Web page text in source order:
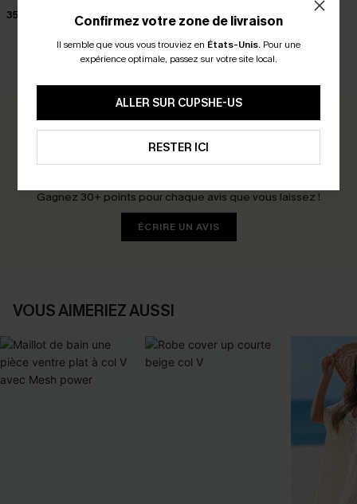
35,00 € 38,00 €
32,00 €
0.0
Gagnez 30+ points pour chaque avis que vous laissez !
ÉCRIRE UN AVIS
VOUS AIMERIEZ AUSSI
Confirmez votre zone de livraison
Il semble que vous vous trouviez en États-Unis. Pour une
expérience optimale, passez sur votre site local.
ALLER SUR CUPSHE-US
RESTER ICI